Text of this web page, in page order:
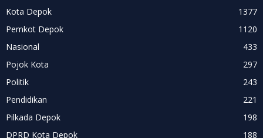
Kota Depok
1377
Pemkot Depok
1120
Nasional
433
Pojok Kota
297
Politik
243
Pendidikan
221
Pilkada Depok
198
DPRD Kota Depok
188